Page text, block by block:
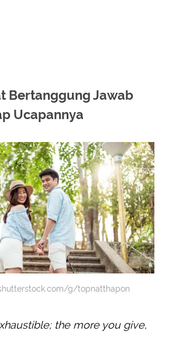
Bertanggung Jawab
Ucapannya
g/topnatthapon
the more you give,